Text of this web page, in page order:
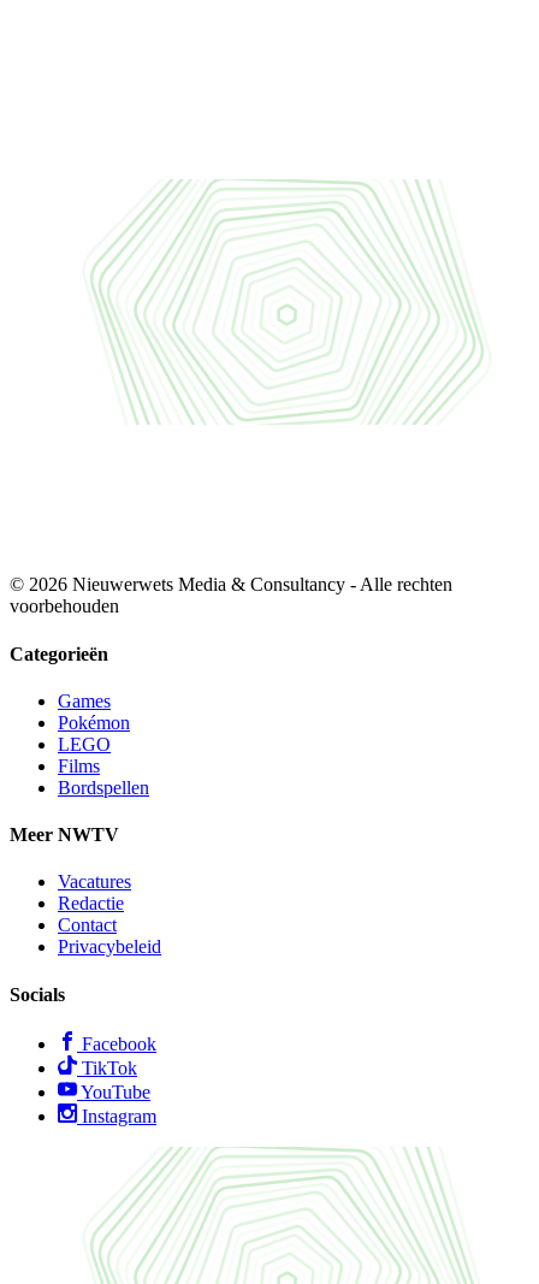
© 2026 Nieuwerwets Media & Consultancy - Alle rechten
voorbehouden
Categorieën
Games
Pokémon
LEGO
Films
Bordspellen
Meer NWTV
Vacatures
Redactie
Contact
Privacybeleid
Socials
Facebook
TikTok
YouTube
Instagram